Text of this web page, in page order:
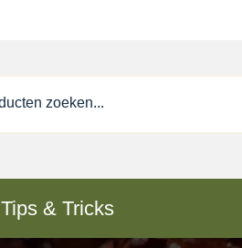
Tips & Tricks